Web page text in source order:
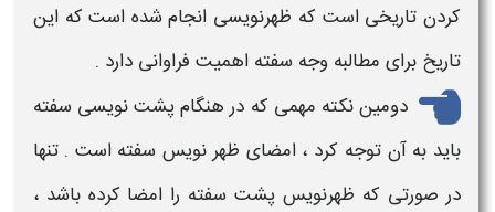
کردن تاریخی است که ظهرنویسی انجام شده است که این
تاریخ برای مطالبه وجه سفته اهمیت فراوانی دارد .
دومین نکته مهمی که در هنگامپشت نویسی سفته
باید به آن توجه کرد ، امضای ظهر نویس سفته است . تنها
در صورتی که ظهرنویس پشت سفته را امضا کرده باشد ،